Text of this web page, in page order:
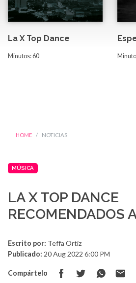
La X Top Dance
Minutos: 60
HOME NOTICIAS
MÚSICA
LA X TOP DANCE
RECOMENDADOS
Escrito por: Teffa Ortiz
Publicado: 20 Aug 2022 6:00 PM
Compártelo